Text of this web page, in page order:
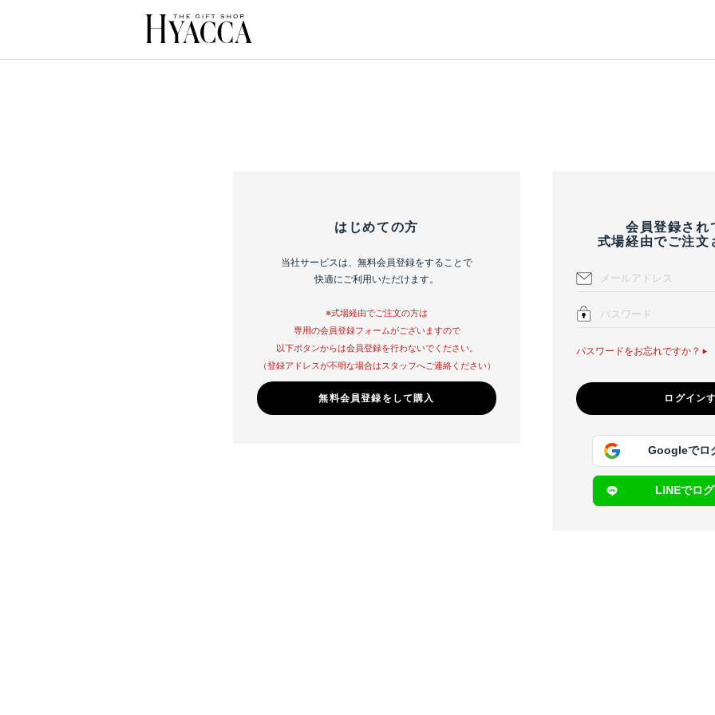
はじめての方
当社サービスは、無料会員登録をすることで
快適にご利用いただけます。
※式場経由でご注文の方は
専用の会員登録フォームがございますので
以下ボタンからは会員登録を行わないでください。
（登録アドレスが不明な場合はスタッフへご連絡ください）
無料会員登録をして購入
会員登録され
式場経由でご注文
パスワードをお忘れですか？
Googleでロ
LINEでロ